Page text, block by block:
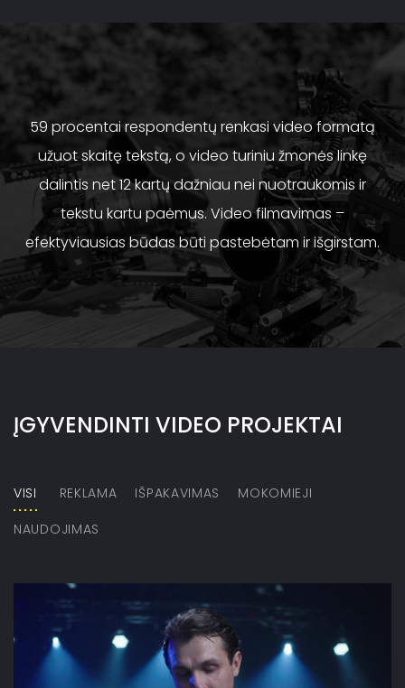
59 procentai respondentų renkasi video formatą
užuot skaitę tekstą, o video turiniu žmonės linkę
dalintis net 12 kartų dažniau nei nuotraukomis ir
tekstu kartu paėmus. Video filmavimas –
efektyviausias būdas būti pastebėtam ir išgirstam.
ĮGYVENDINTI VIDEO PROJEKTAI
VISI REKLAMA IŠPAKAVIMAS
MOKOMIEJI
NAUDOJIMAS